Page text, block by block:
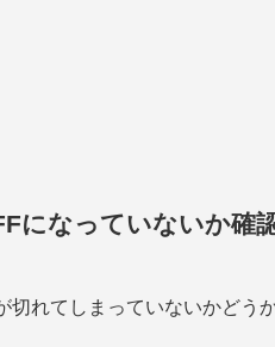
になっていないか確認
れてしまっていないかどう